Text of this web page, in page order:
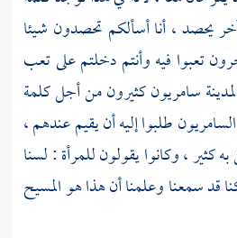
يحصد ، أنا أسألكم تحصدون شيئا
تعبوا فيه وأنتم دخلتم على تعب
سامريون كثيرون من أجل كلمة
طلبوا إليه أن يقيم عندهم ،
، وكانوا يقولون للمرأة : لسنا
قد سمعنا وعلمنا أن هذا هوالمسيح